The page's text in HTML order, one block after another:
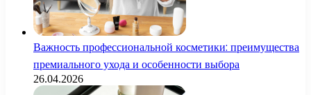
Важность профессиональной косметики: преимущества
премиального ухода и особенности выбора
26.04.2026